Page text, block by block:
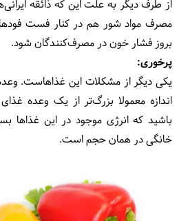
از طرف دیگر به علت این که ذائقه
مصرف مواد شور هم در کنار فست
بروز فشار خون در مصرف‌کنندگان شود.
پرخوری:
یکی دیگر از مشکلات این غذاهاست.
اندازه معمولا بزرگ‌‌تر از یک وعده
باشید که انرژی موجود در این غذاها
خانگی در همان حجم است.